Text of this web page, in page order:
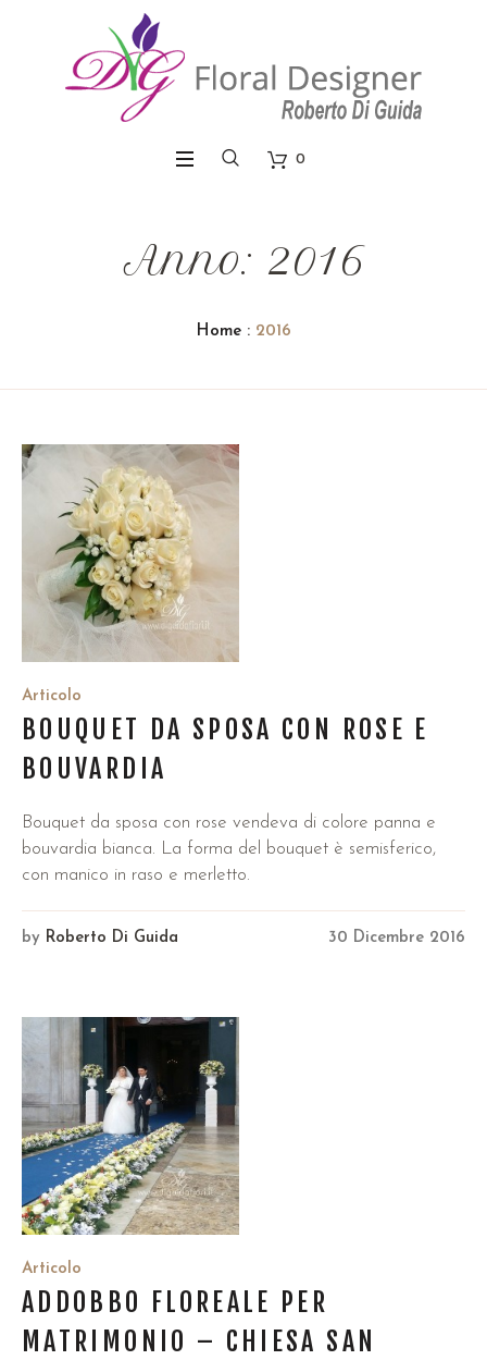
0
Anno: 2016
Home : 2016
Articolo
BOUQUET DA SPOSA CON ROSE E
BOUVARDIA
Bouquet da sposa con rose vendeva di colore panna e
bouvardia bianca. La forma del bouquet è semisferico,
con manico in raso e merletto.
30 Dicembre 2016
by Roberto Di Guida
Articolo
ADDOBBO FLOREALE PER
MATRIMONIO – CHIESA SAN